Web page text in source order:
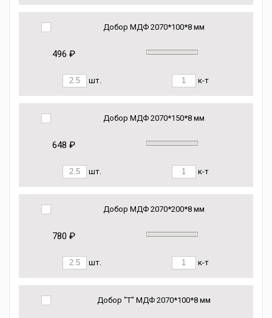
Добор МДФ 2070*100*8 мм
496 ₽
шт. к-т
Добор МДФ 2070*150*8 мм
648 ₽
шт. к-т
Добор МДФ 2070*200*8 мм
780 ₽
шт. к-т
Добор "Т" МДФ 2070*100*8 мм